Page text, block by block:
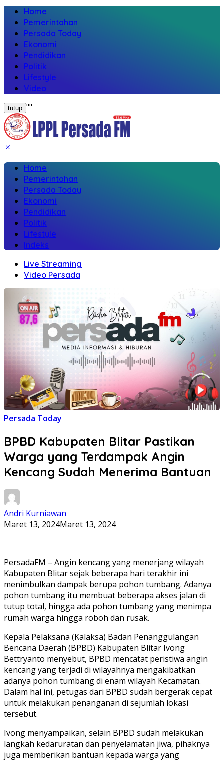
Home
Pemerintahan
Persada Today
Ekonomi
Pendidikan
Politik
Lifestyle
Video
tutup ""
Home
Pemerintahan
Persada Today
Ekonomi
Pendidikan
Politik
Lifestyle
Indeks
Live Streaming
Video Persada
Persada Today
BPBD Kabupaten Blitar Pastikan
Warga yang Terdampak Angin
Kencang Sudah Menerima Bantuan
Andri Kurniawan
Maret 13, 2024Maret 13, 2024
PersadaFM – Angin kencang yang menerjang wilayah
Kabupaten Blitar sejak beberapa hari terakhir ini
menimbulkan dampak berupa pohon tumbang. Adanya
pohon tumbang itu membuat beberapa akses jalan di
tutup total, hingga ada pohon tumbang yang menimpa
rumah warga hingga roboh dan rusak.
Kepala Pelaksana (Kalaksa) Badan Penanggulangan
Bencana Daerah (BPBD) Kabupaten Blitar Ivong
Bettryanto menyebut, BPBD mencatat peristiwa angin
kencang yang terjadi di wilayahnya mengakibatkan
adanya pohon tumbang di enam wilayah Kecamatan.
Dalam hal ini, petugas dari BPBD sudah bergerak cepat
untuk melakukan penanganan di sejumlah lokasi
tersebut.
Ivong menyampaikan, selain BPBD sudah melakukan
langkah kedaruratan dan penyelamatan jiwa, pihaknya
juga memberikan bantuan kepada warga yang